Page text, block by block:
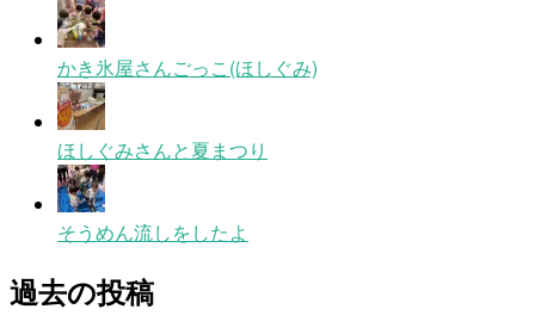
かき氷屋さんごっこ(ほしぐみ)
ほしぐみさんと夏まつり
そうめん流しをしたよ
過去の投稿